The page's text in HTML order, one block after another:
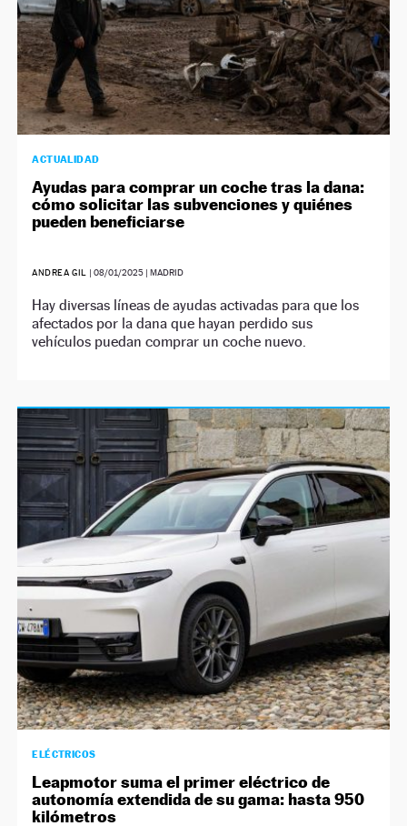
ACTUALIDAD
Ayudas para comprar un coche tras la dana:
cómo solicitar las subvenciones y quiénes
pueden beneficiarse
ANDREA GIL |08/01/2025 | MADRID
Hay diversas líneas de ayudas activadas para que los
afectados por la dana que hayan perdido sus
vehículos puedan comprar un coche nuevo.
ELÉCTRICOS
Leapmotor suma el primer eléctrico de
autonomía extendida de su gama: hasta 950
kilómetros